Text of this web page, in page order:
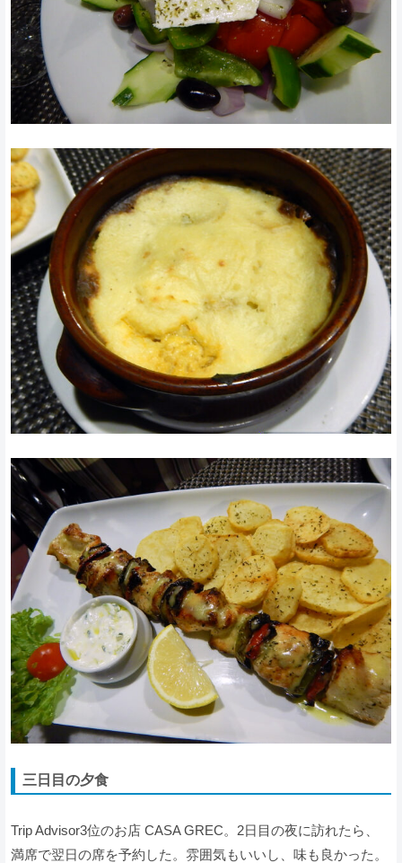
三日目の夕食
Trip Advisor3位のお店 CASA GREC。2日目の夜に訪れたら、
満席で翌日の席を予約した。雰囲気もいいし、味も良かった。